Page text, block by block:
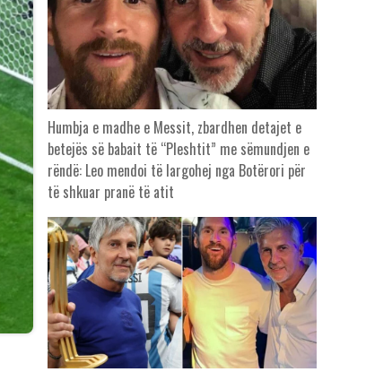
Humbja e madhe e Messit, zbardhen detajet e
betejës së babait të “Pleshtit” me sëmundjen e
rëndë: Leo mendoi të largohej nga Botërori për
të shkuar pranë të atit